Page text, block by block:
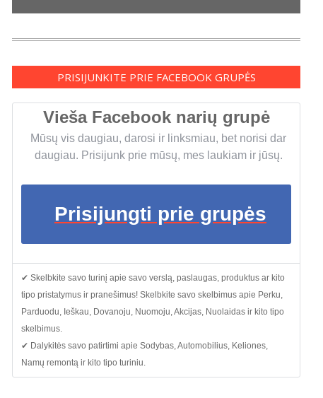
PRISIJUNKITE PRIE FACEBOOK GRUPĖS
Vieša Facebook narių grupė
Mūsų vis daugiau, darosi ir linksmiau, bet norisi dar
daugiau. Prisijunk prie mūsų, mes laukiam ir jūsų.
Prisijungti prie grupės
✔ Skelbkite savo turinį apie savo verslą, paslaugas, produktus ar kito
tipo pristatymus ir pranešimus! Skelbkite savo skelbimus apie Perku,
Parduodu, Ieškau, Dovanoju, Nuomoju, Akcijas, Nuolaidas ir kito tipo
skelbimus.
✔ Dalykitės savo patirtimi apie Sodybas, Automobilius, Keliones,
Namų remontą ir kito tipo turiniu.